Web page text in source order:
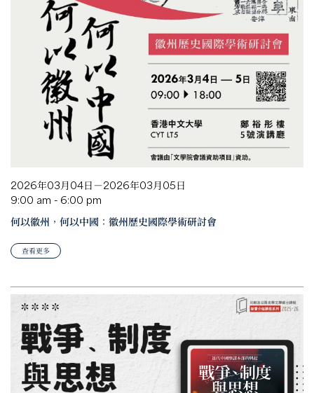
2026年03月04日－2026年03月05日
9:00 am - 6:00 pm
何以徽州，何以中國：徽州歷史國際學術研討會
查看更多